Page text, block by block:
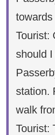
Tourist:
should
station.
walk
Tourist: